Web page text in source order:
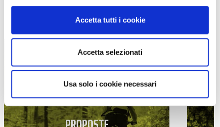
Accetta tutti i cookie
Accetta selezionati
Usa solo i cookie necessari
TUTTE LE CATEGORIE DEL MAGAZINE